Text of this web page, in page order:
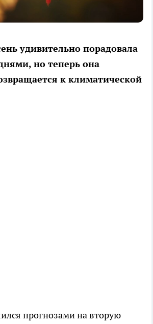
удивительно порадовала
но теперь она
к климатической
прогнозами на вторую